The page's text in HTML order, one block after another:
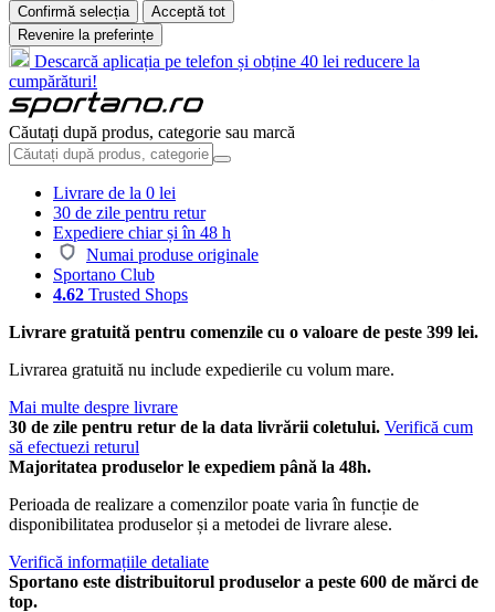
Confirmă selecția
Acceptă tot
Revenire la preferințe
Descarcă aplicația pe telefon și obține 40 lei reducere la
cumpărături!
Căutați după produs, categorie sau marcă
Livrare de la 0 lei
30 de zile pentru retur
Expediere chiar și în 48 h
Numai produse originale
Sportano Club
4.62 Trusted Shops
Livrare gratuită pentru comenzile cu o valoare de peste 399 lei.
Livrarea gratuită nu include expedierile cu volum mare.
Mai multe despre livrare
30 de zile pentru retur de la data livrării coletului. Verifică cum
să efectuezi returul
Majoritatea produselor le expediem până la 48h.
Perioada de realizare a comenzilor poate varia în funcție de
disponibilitatea produselor și a metodei de livrare alese.
Verifică informațiile detaliate
Sportano este distribuitorul produselor a peste 600 de mărci de
top.